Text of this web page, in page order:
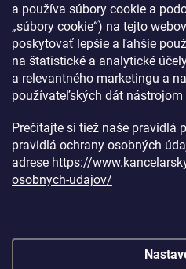
a používa súbory cookie a
„súbory cookie“) na tejto
poskytovať lepšie a ľahšie
na štatistické a analytické
a relevantného marketingu a
používateľských dát nástrojom
Prečítajte si tiež naše pravidlá
pravidlá ochrany osobných
adrese https://
osobnych-udajov/
AKO SA K NÁM DOSTANETE?